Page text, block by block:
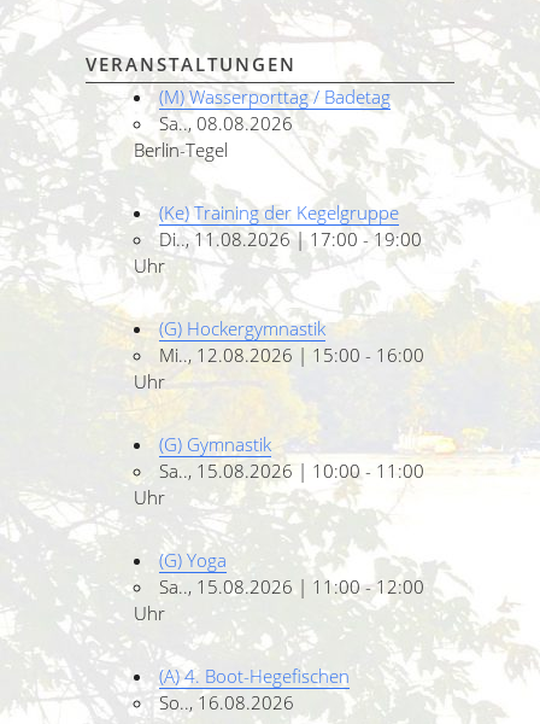
VERANSTALTUNGEN
(M) Wasserporttag / Badetag
Sa.., 08.08.2026
Berlin-Tegel
(Ke) Training der Kegelgruppe
Di.., 11.08.2026 | 17:00 - 19:00
Uhr
(G) Hockergymnastik
Mi.., 12.08.2026 | 15:00 - 16:00
Uhr
(G) Gymnastik
Sa.., 15.08.2026 | 10:00 - 11:00
Uhr
(G) Yoga
Sa.., 15.08.2026 | 11:00 - 12:00
Uhr
(A) 4. Boot-Hegefischen
So.., 16.08.2026